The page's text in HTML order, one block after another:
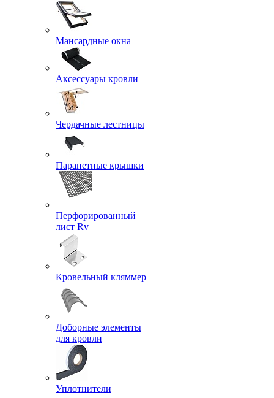
Мансардные окна
Аксессуары кровли
Чердачные лестницы
Парапетные крышки
Перфорированный
лист Rv
Кровельный кляммер
Доборные элементы
для кровли
Уплотнители